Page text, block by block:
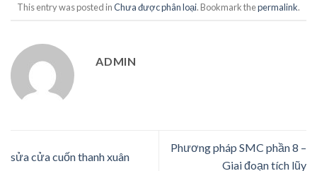
This entry was posted inChưa được phân loại. Bookmark thepermalink.
ADMIN
sửa cửa cuốn thanh xuân
Phương pháp SMC phần 8 –
Giai đoạn tích lũy